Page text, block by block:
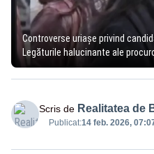
Controverse uriașe privind
Legăturile halucinante ale
Scris de Realitatea de
Publicat:14 feb. 2026,